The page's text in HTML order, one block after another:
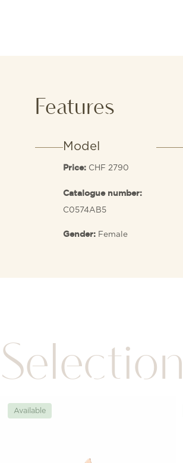
Features
Model
Price: CHF 2790
Catalogue number:
C0574AB5
Gender: Female
Selection
Available